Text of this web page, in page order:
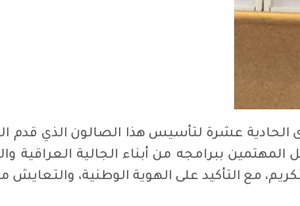
الحادية عشرة لتأسيس هذا الصالون الذي قدم
ببرامجه من أبناء الجالية العراقية
مع التأكيد على الهوية الوطنية، والتعايش